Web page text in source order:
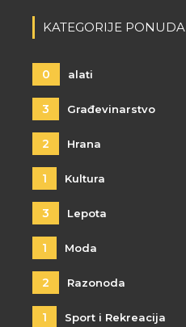
KATEGORIJE PONUDA
0 alati
3 Građevinarstvo
2 Hrana
1 Kultura
3 Lepota
1 Moda
2 Razonoda
1 Sport i Rekreacija